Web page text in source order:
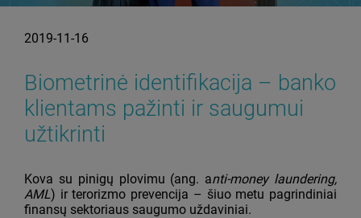
2019-11-16
Biometrinė identifikacija – banko
klientams pažinti ir saugumui
užtikrinti
Kova su pinigų plovimu (ang. anti-money laundering,
AML) ir terorizmo prevencija – šiuo metu pagrindiniai
finansų sektoriaus saugumo uždaviniai.